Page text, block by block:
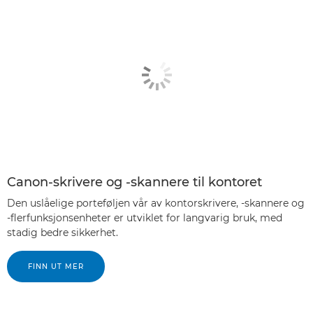
Canon-skrivere og -skannere til kontoret
Den uslåelige porteføljen vår av kontorskrivere, -skannere og
-flerfunksjonsenheter er utviklet for langvarig bruk, med
stadig bedre sikkerhet.
FINN UT MER